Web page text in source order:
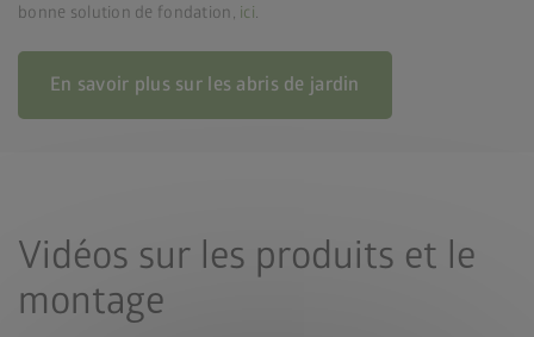
bonne solution de fondation, ici.
En savoir plus sur les abris de jardin
Vidéos sur les produits et le
montage